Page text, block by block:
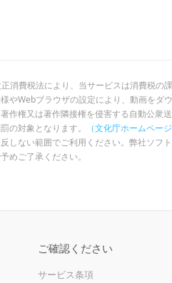
消費税法により、当サービスは消費税の
やWebブラウザの設定により、動画を
著作権又は著作隣接権を侵害する自動公
の対象となります。
（文化庁ホームペー
しない範囲でご利用ください。弊社ソ
めご了承ください。
ご確認ください
サービス条項